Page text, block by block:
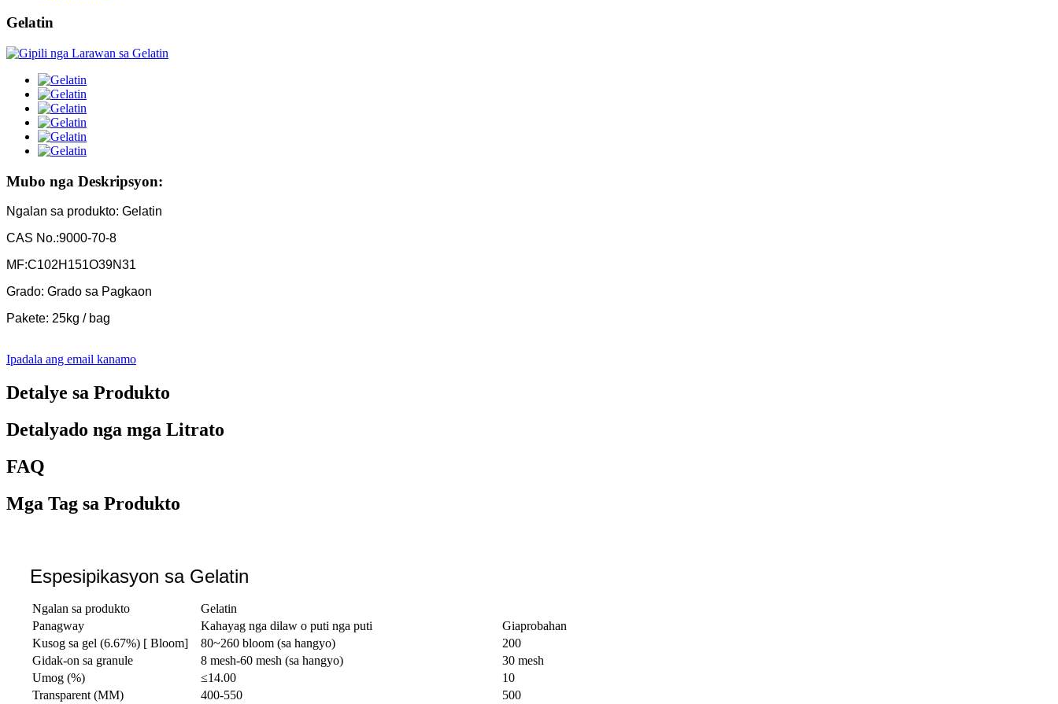
Gelatin
Mubo nga Deskripsyon:
Ngalan sa produkto: Gelatin
CAS No.:9000-70-8
MF:C102H151O39N31
Grado: Grado sa Pagkaon
Pakete: 25kg / bag
Ipadala ang email kanamo
Detalye sa Produkto
Detalyado nga mga Litrato
FAQ
Mga Tag sa Produkto
Espesipikasyon sa Gelatin
Ngalan sa produkto
Gelatin
Panagway
Kahayag nga dilaw o puti nga puti
Giaprobahan
Kusog sa gel (6.67%) [ Bloom]
80~260 bloom (sa hangyo)
200
Gidak-on sa granule
8 mesh-60 mesh (sa hangyo)
30 mesh
Umog (%)
≤14.00
10
Transparent (MM)
400-550
500